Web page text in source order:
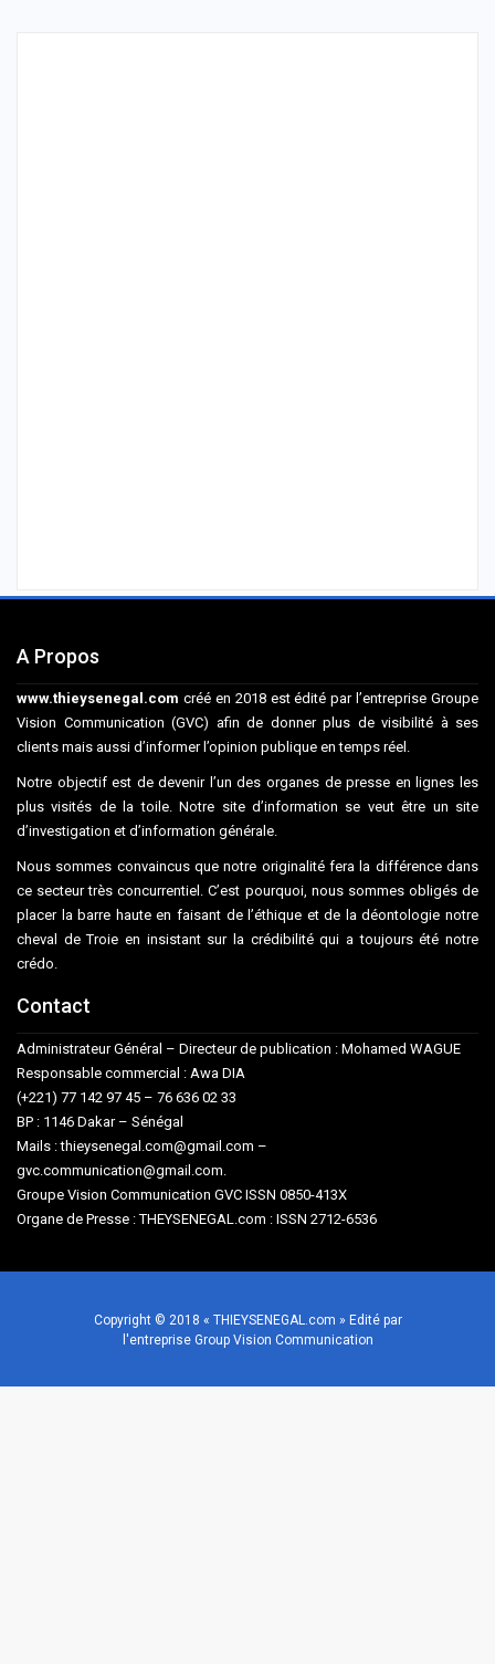
A Propos
www.thieysenegal.com créé en 2018 est édité par l’entreprise Groupe
Vision Communication (GVC) afin de donner plus de visibilité à ses
clients mais aussi d’informer l’opinion publique en temps réel.
Notre objectif est de devenir l’un des organes de presse en lignes les
plus visités de la toile. Notre site d’information se veut être un site
d’investigation et d’information générale.
Nous sommes convaincus que notre originalité fera la différence dans
ce secteur très concurrentiel. C’est pourquoi, nous sommes obligés de
placer la barre haute en faisant de l’éthique et de la déontologie notre
cheval de Troie en insistant sur la crédibilité qui a toujours été notre
crédo.
Contact
Administrateur Général – Directeur de publication : Mohamed WAGUE
Responsable commercial : Awa DIA
(+221) 77 142 97 45 – 76 636 02 33
BP : 1146 Dakar – Sénégal
Mails : thieysenegal.com@gmail.com –
gvc.communication@gmail.com.
Groupe Vision Communication GVC ISSN 0850-413X
Organe de Presse : THEYSENEGAL.com : ISSN 2712-6536
Copyright © 2018 « THIEYSENEGAL.com » Edité par
l'entreprise Group Vision Communication